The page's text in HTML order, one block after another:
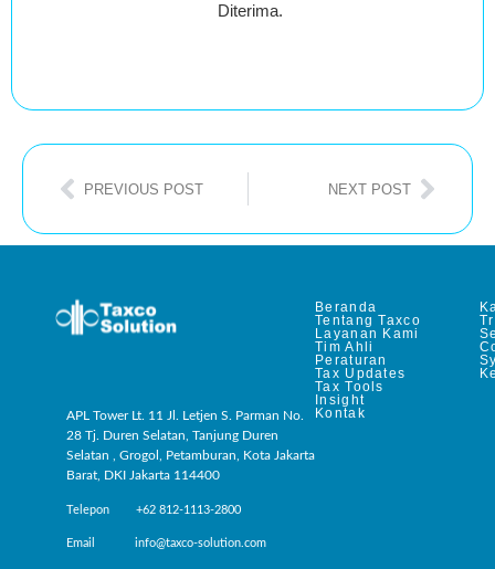
Diterima.
PREVIOUS POST NEXT POST
APL Tower Lt. 11 Jl. Letjen S. Parman No.
28 Tj. Duren Selatan, Tanjung Duren
Selatan , Grogol, Petamburan, Kota Jakarta
Barat, DKI Jakarta 114400
Telepon +62 812-1113-2800
Email info@taxco-solution.com
Beranda
Tentang Taxco
Layanan Kami
Tim Ahli
Peraturan
Tax Updates
Tax Tools
Insight
Kontak